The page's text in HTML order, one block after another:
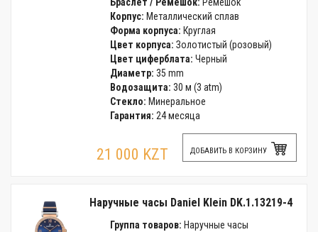
Корпус: Металлический сплав
Форма корпуса: Круглая
Цвет корпуса: Золотистый (розовый)
Цвет циферблата: Черный
Диаметр: 35 mm
Водозащита: 30 м (3 atm)
Стекло: Минеральное
Гарантия: 24 месяца
21 000 KZT ДОБАВИТЬ В КОРЗИНУ
Наручные часы Daniel Klein DK.1.13219-4
Группа товаров: Наручные часы